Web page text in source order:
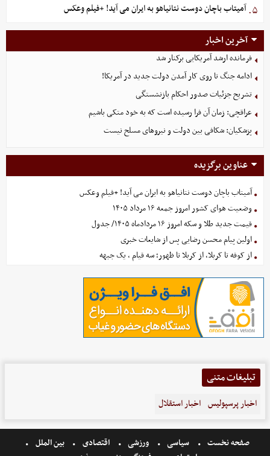
۵. آمیتاب باچان دوست نتانیاهو به ایران می آید! +فیلم وعکس
آخرین اخبار
فرمانده ارشد آمریکایی برکنار شد
ادامه جنگ تا روی کار آمدن دولت جدید در آمریکا!
تشریح جزئیات صدور احکام بازنشستگی
عراقچی: زمان آن فرا رسیده است که به خود متکی باشیم
پزشکیان: شکافی بین دولت و نیروهای مسلح نیست
عناوین برگزیده
آمیتاب باچان دوست نتانیاهو به ایران می آید! +فیلم وعکس
وضعیت هوای کشور امروز جمعه ۱۶ مرداد ۱۴۰۵
قیمت جدید طلا و سکه امروز ۱۶ مردادماه ۱۴۰۵/ جدول
اولین پیام محسن رضایی پس از شایعات خبری
از کوفه تا کربلا، از کربلا تا ظهور؛ سه قیام ، یک جبهه
تبلیغات متنی
اخبار پرسپولیس اخبار استقلال
صفحه نخست سیاسی ورزشی اقتصادی
بین الملل